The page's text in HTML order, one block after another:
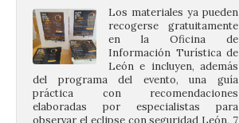
Información Turística de
León e incluyen, además
del programa del evento, una guía
práctica con recomendaciones
elaboradas por especialistas para
observar el eclipse con seguridad León, 7
de agosto de 2026. La programación […]